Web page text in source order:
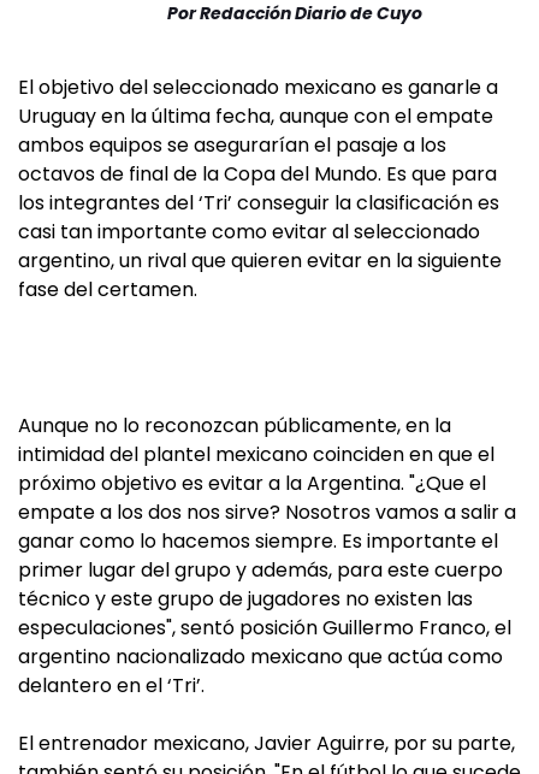
PorRedacción Diario de Cuyo
El objetivo del seleccionado mexicano es ganarle a
Uruguay en la última fecha, aunque con el empate
ambos equipos se asegurarían el pasaje a los
octavos de final de la Copa del Mundo. Es que para
los integrantes del ‘Tri’ conseguir la clasificación es
casi tan importante como evitar al seleccionado
argentino, un rival que quieren evitar en la siguiente
fase del certamen.
Aunque no lo reconozcan públicamente, en la
intimidad del plantel mexicano coinciden en que el
próximo objetivo es evitar a la Argentina. "¿Que el
empate a los dos nos sirve? Nosotros vamos a salir a
ganar como lo hacemos siempre. Es importante el
primer lugar del grupo y además, para este cuerpo
técnico y este grupo de jugadores no existen las
especulaciones", sentó posición Guillermo Franco, el
argentino nacionalizado mexicano que actúa como
delantero en el ‘Tri’.
El entrenador mexicano, Javier Aguirre, por su parte,